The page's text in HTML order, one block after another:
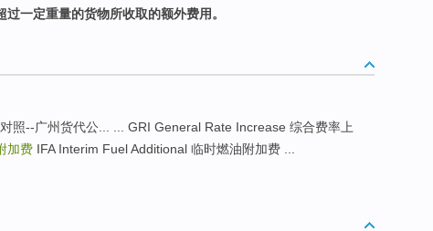
一定重量的货物所收取的额外费用。
照--广州货代公... ... GRI General Rate Increase 综合费率上
加费 IFA Interim Fuel Additional 临时燃油附加费 ...